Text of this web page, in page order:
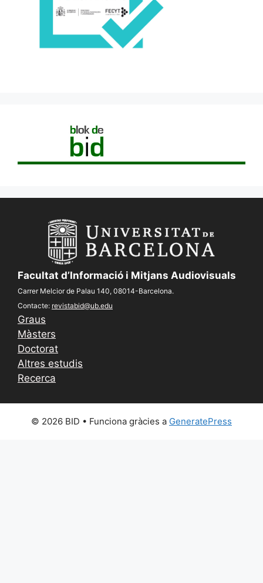
Facultat d’Informació i Mitjans Audiovisuals
Carrer Melcior de Palau 140, 08014-Barcelona.
Contacte: revistabid@ub.edu
Graus
Màsters
Doctorat
Altres estudis
Recerca
© 2026 BID • Funciona gràcies a GeneratePress